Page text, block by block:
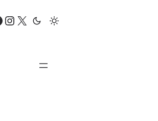
Instagram X